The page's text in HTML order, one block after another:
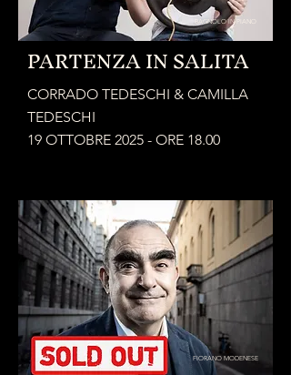
BAGNOLO IN PIANO
PARTENZA IN SALITA
CORRADO TEDESCHI & CAMILLA
TEDESCHI
19 OTTOBRE 2025 - ORE 18.00
FIORANO MODENESE